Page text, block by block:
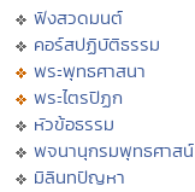
ฟังสวดมนต์
คอร์สปฏิบัติธรรม
พระพุทธศาสนา
พระไตรปิฏก
หัวข้อธรรม
พจนานุกรมพุทธศาสน์
มิลินทปัญหา